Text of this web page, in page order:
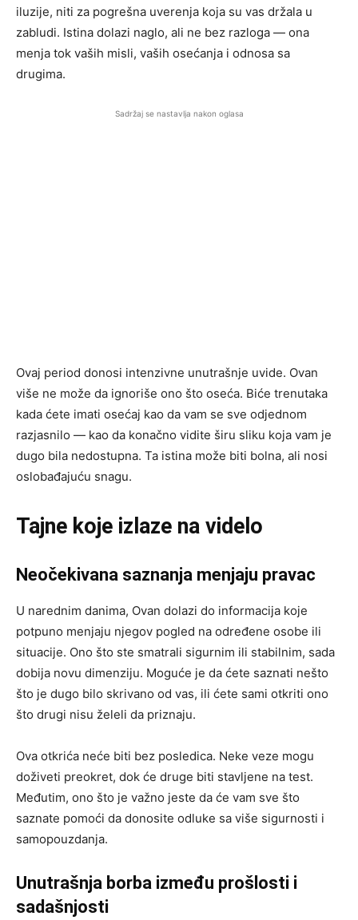
iluzije, niti za pogrešna uverenja koja su vas držala u
zabludi. Istina dolazi naglo, ali ne bez razloga — ona
menja tok vaših misli, vaših osećanja i odnosa sa
drugima.
Sadržaj se nastavlja nakon oglasa
Ovaj period donosi intenzivne unutrašnje uvide. Ovan
više ne može da ignoriše ono što oseća. Biće trenutaka
kada ćete imati osećaj kao da vam se sve odjednom
razjasnilo — kao da konačno vidite širu sliku koja vam je
dugo bila nedostupna. Ta istina može biti bolna, ali nosi
oslobađajuću snagu.
Tajne koje izlaze na videlo
Neočekivana saznanja menjaju pravac
U narednim danima, Ovan dolazi do informacija koje
potpuno menjaju njegov pogled na određene osobe ili
situacije. Ono što ste smatrali sigurnim ili stabilnim, sada
dobija novu dimenziju. Moguće je da ćete saznati nešto
što je dugo bilo skrivano od vas, ili ćete sami otkriti ono
što drugi nisu želeli da priznaju.
Ova otkrića neće biti bez posledica. Neke veze mogu
doživeti preokret, dok će druge biti stavljene na test.
Međutim, ono što je važno jeste da će vam sve što
saznate pomoći da donosite odluke sa više sigurnosti i
samopouzdanja.
Unutrašnja borba između prošlosti i
sadašnjosti